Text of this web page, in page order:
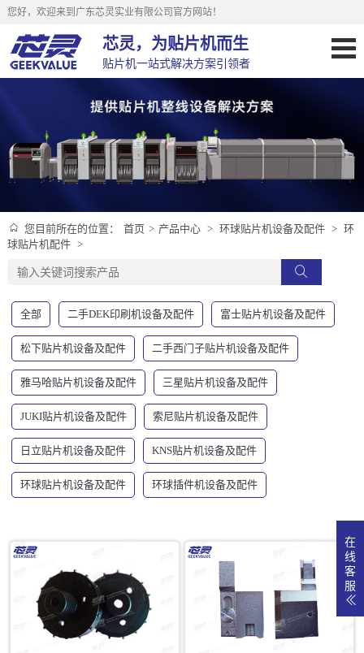
您好，欢迎来到广东芯灵实业有限公司官方网站！
芯灵，为贴片机而生
贴片机一站式解决方案引领者
您目前所在的位置： 首页 > 产品中心 > 环球贴片机设备及配件 > 环
球贴片机配件 >
全部 二手DEK印刷机设备及配件 富士贴片机设备及配件
松下贴片机设备及配件 二手西门子贴片机设备及配件
雅马哈贴片机设备及配件 三星贴片机设备及配件
JUKI贴片机设备及配件 索尼贴片机设备及配件
日立贴片机设备及配件 KNS贴片机设备及配件
环球贴片机设备及配件 环球插件机设备及配件
在
线
客
服